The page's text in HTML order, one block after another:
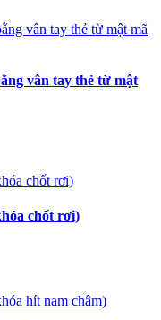
vân tay thẻ từ mật
chốt rơi)